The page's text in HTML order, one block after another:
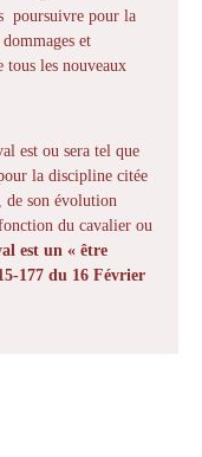
poursuivre pour la
et
les nouveaux
est ou sera tel que
la discipline citée
de son évolution
du cavalier ou
est un « être
177 du 16 Février